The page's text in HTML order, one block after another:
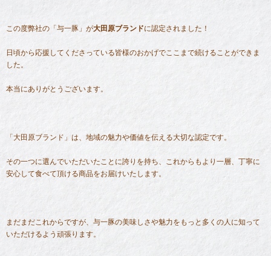
この度弊社の「与一豚」が大田原ブランドに認定されました！
日頃から応援してくださっている皆様のおかげでここまで続けることができま
した。
本当にありがとうございます。
「大田原ブランド」は、地域の魅力や価値を伝える大切な認定です。
その一つに選んでいただいたことに誇りを持ち、これからもより一層、丁寧に
安心して食べて頂ける商品をお届けいたします。
まだまだこれからですが、与一豚の美味しさや魅力をもっと多くの人に知って
いただけるよう頑張ります。